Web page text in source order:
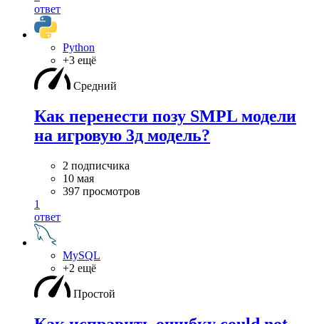
ответ
Python
+3 ещё
Средний
Как перенести позу SMPL модели
на игровую 3д модель?
2 подписчика
10 мая
397 просмотров
1
ответ
MySQL
+2 ещё
Простой